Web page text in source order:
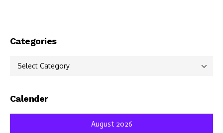
Categories
Categories
Calender
August 2026